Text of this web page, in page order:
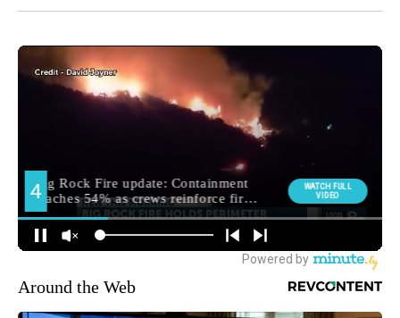
Around the Web